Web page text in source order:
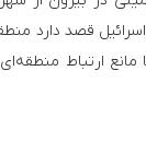
قصد دارد
ارتباط